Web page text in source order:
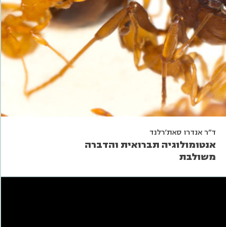
ד"ר אנדרו סאת'רלנד
אנטומולוגיה תברואית והדברה
משולבת